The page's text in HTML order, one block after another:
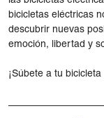
bicicletas eléctricas
descubrir nuevas
emoción, libertad y
¡Súbete a tu